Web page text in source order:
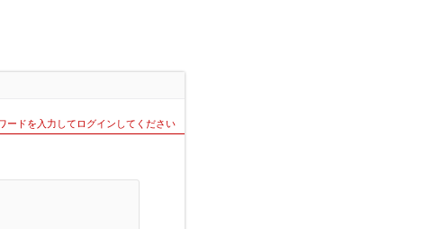
ードを入力してログインしてください